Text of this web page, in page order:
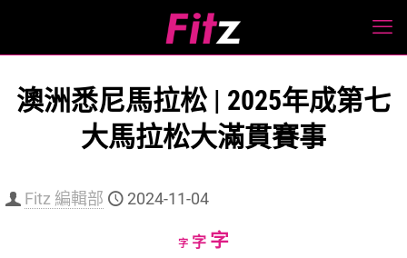
澳洲悉尼馬拉松 | 2025年成第七
大馬拉松大滿貫賽事
Fitz 編輯部 2024-11-04
字Decrease
字Reset
字Increase